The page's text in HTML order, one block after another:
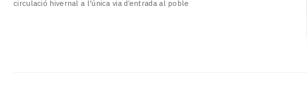
temps
circulació hivernal a l'única via d’entrada al poble